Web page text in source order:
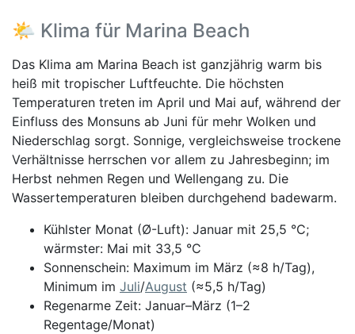
🌤️ Klima für Marina Beach
Das Klima am Marina Beach ist ganzjährig warm bis
heiß mit tropischer Luftfeuchte. Die höchsten
Temperaturen treten im April und Mai auf, während der
Einfluss des Monsuns ab Juni für mehr Wolken und
Niederschlag sorgt. Sonnige, vergleichsweise trockene
Verhältnisse herrschen vor allem zu Jahresbeginn; im
Herbst nehmen Regen und Wellengang zu. Die
Wassertemperaturen bleiben durchgehend badewarm.
Kühlster Monat (Ø-Luft): Januar mit 25,5 °C;
wärmster: Mai mit 33,5 °C
Sonnenschein: Maximum im März (≈8 h/Tag),
Minimum im Juli/August (≈5,5 h/Tag)
Regenarme Zeit: Januar–März (1–2
Regentage/Monat)